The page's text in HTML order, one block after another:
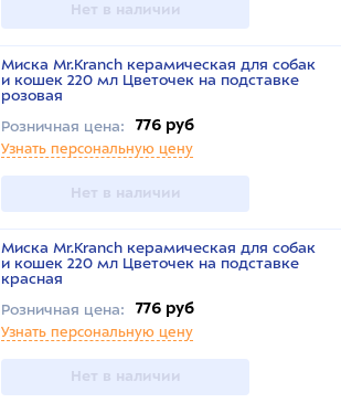
Нет в наличии
Миска Mr.Kranch керамическая для собак
и кошек 220 мл Цветочек на подставке
розовая
Розничная цена:
776 руб
Узнать персональную цену
Нет в наличии
Миска Mr.Kranch керамическая для собак
и кошек 220 мл Цветочек на подставке
красная
Розничная цена:
776 руб
Узнать персональную цену
Нет в наличии